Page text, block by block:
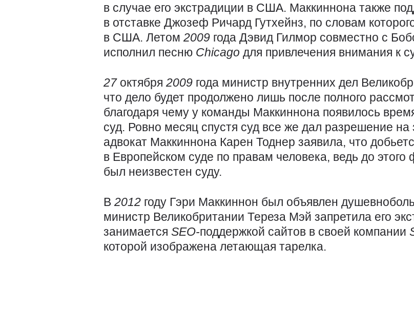
в случае его экстрадиции в США. Маккиннона также
в отставке Джозеф Ричард Гутхейнз, по словам
в США. Летом 2009 года Дэвид Гилмор совместно с
исполнил песню Chicago для привлечения внимания к
27 октября 2009 года министр внутренних дел
что дело будет продолжено лишь после полного
благодаря чему у команды Маккиннона появилось
суд. Ровно месяц спустя суд все же дал разрешение на
адвокат Маккиннона Карен Тоднер заявила, что
в Европейском суде по правам человека, ведь до
был неизвестен суду.
В 2012 году Гэри Маккиннон был объявлен
министр Великобритании Тереза Мэй запретила его
занимается SEO-поддержкой сайтов в своей компании
которой изображена летающая тарелка.